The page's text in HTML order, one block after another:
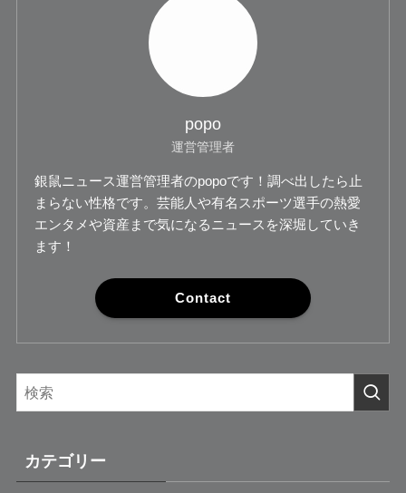
popo
運営管理者
銀鼠ニュース運営管理者のpopoです！調べ出したら止
まらない性格です。芸能人や有名スポーツ選手の熱愛
エンタメや資産まで気になるニュースを深堀していき
ます！
Contact
カテゴリー